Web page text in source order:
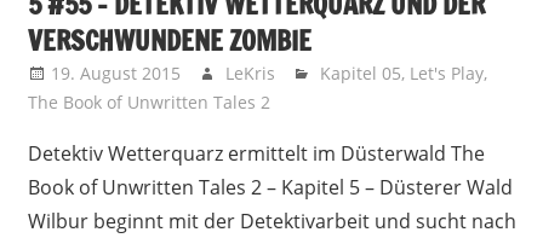
VERSCHWUNDENE ZOMBIE
19. August 2015 LeKris Kapitel 05, Let's Play,
The Book of Unwritten Tales 2
Detektiv Wetterquarz ermittelt im Düsterwald The
Book of Unwritten Tales 2 – Kapitel 5 – Düsterer Wald
Wilbur beginnt mit der Detektivarbeit und sucht nach